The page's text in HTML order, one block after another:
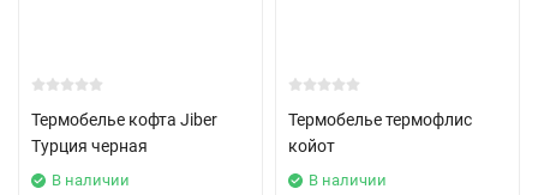
Термобелье кофта Jiber
Турция черная
В наличии
Термобелье термофлис
койот
В наличии